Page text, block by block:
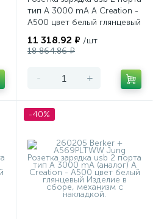
тип А 3000 mA A Creation -
A500 цвет белый глянцевый
11 318.92 ₽ /шт
18 864.86 ₽
- +
-40%